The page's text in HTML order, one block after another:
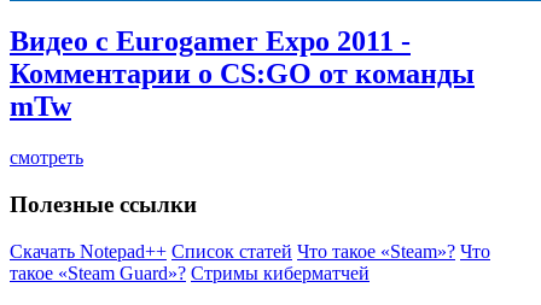
Видео c Eurogamer Expo 2011 -
Комментарии о CS:GO от команды
mTw
смотреть
Полезные ссылки
Скачать Notepad++ Список статей Что такое «Steam»? Что
такое «Steam Guard»? Стримы киберматчей